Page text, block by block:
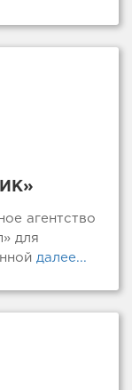
агентство
для
далее...